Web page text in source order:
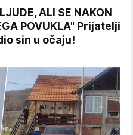
ALI SE NAKON
POVUKLA" Prijatelji
sin u očaju!